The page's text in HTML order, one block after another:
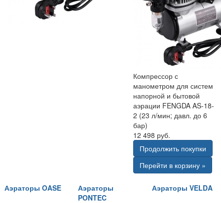
Компрессор с
манометром для систем
напорной и бытовой
аэрации FENGDA AS-18-
2 (23 л/мин; давл. до 6
бар)
12 498 руб.
Продолжить покупки
Перейти в корзину »
Аэраторы OASE
Аэраторы
PONTEC
Аэраторы VELDA